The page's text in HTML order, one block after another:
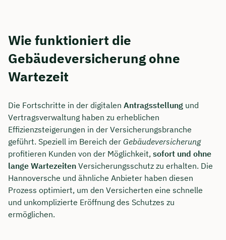
Wie funktioniert die
Gebäudeversicherung ohne
Wartezeit
Die Fortschritte in der digitalen Antragsstellung und
Vertragsverwaltung haben zu erheblichen
Effizienzsteigerungen in der Versicherungsbranche
geführt. Speziell im Bereich der Gebäudeversicherung
profitieren Kunden von der Möglichkeit, sofort und ohne
lange Wartezeiten Versicherungsschutz zu erhalten. Die
Hannoversche und ähnliche Anbieter haben diesen
Prozess optimiert, um den Versicherten eine schnelle
und unkomplizierte Eröffnung des Schutzes zu
ermöglichen.